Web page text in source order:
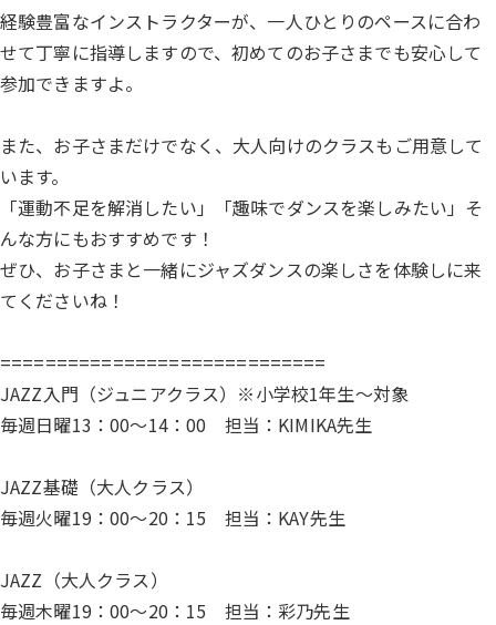
経験豊富なインストラクターが、一人ひとりのペースに合わ
せて丁寧に指導しますので、初めてのお子さまでも安心して
参加できますよ。
また、お子さまだけでなく、大人向けのクラスもご用意して
います。
「運動不足を解消したい」「趣味でダンスを楽しみたい」そ
んな方にもおすすめです！
ぜひ、お子さまと一緒にジャズダンスの楽しさを体験しに来
てくださいね！
=============================
JAZZ入門（ジュニアクラス）※小学校1年生〜対象
毎週日曜13：00～14：00 担当：KIMIKA先生
JAZZ基礎（大人クラス）
毎週火曜19：00～20：15 担当：KAY先生
JAZZ（大人クラス）
毎週木曜19：00～20：15 担当：彩乃先生